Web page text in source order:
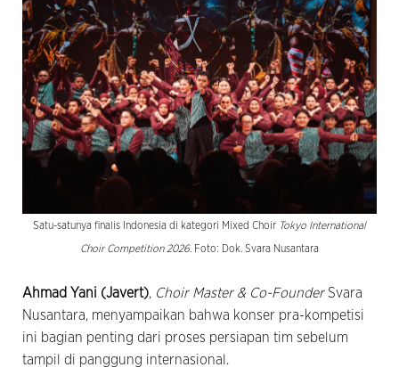
Satu-satunya finalis Indonesia di kategori Mixed Choir Tokyo International
Choir Competition 2026. Foto: Dok. Svara Nusantara
Ahmad Yani (Javert), Choir Master & Co-FounderSvara
Nusantara, menyampaikan bahwa konser pra-kompetisi
ini bagian penting dari proses persiapan tim sebelum
tampil di panggung internasional.